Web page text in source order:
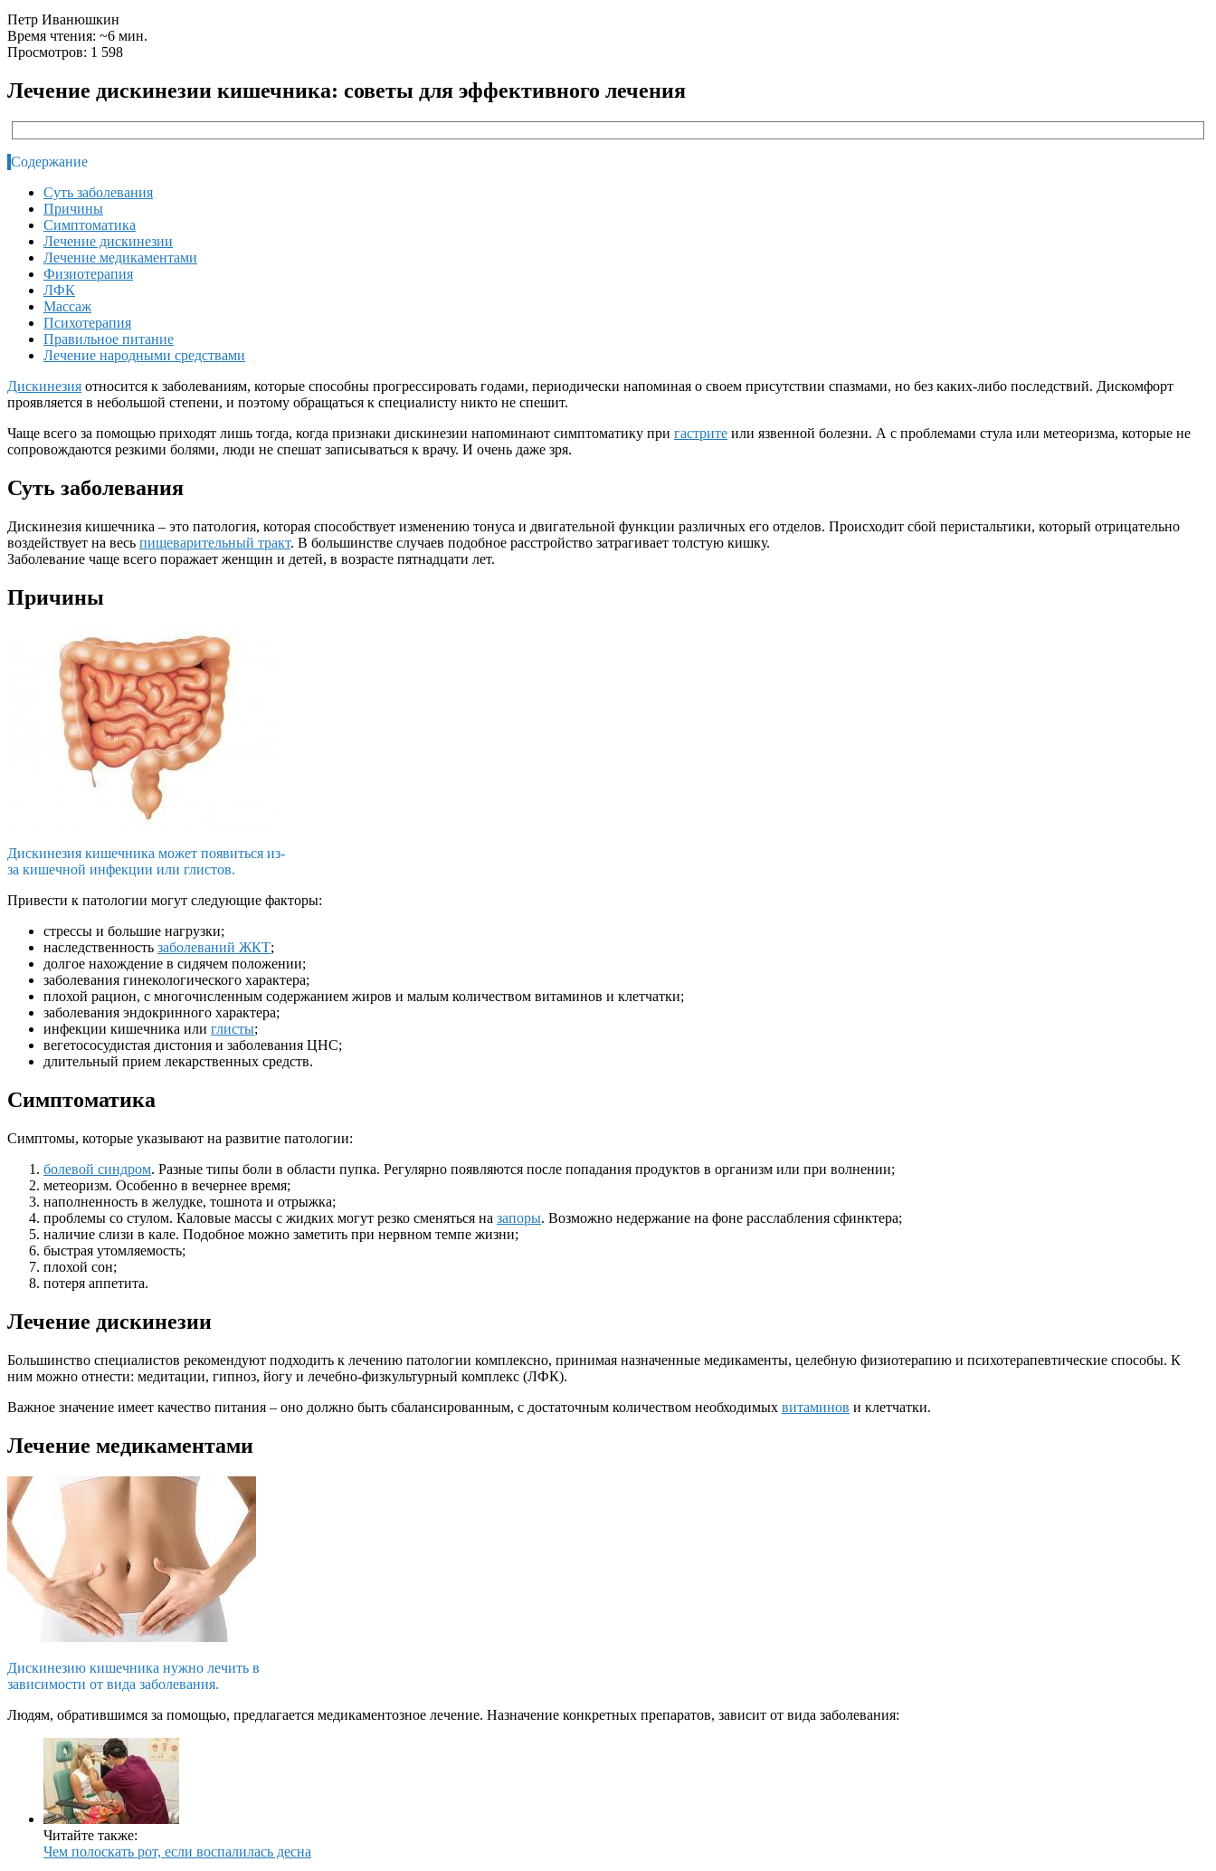
Петр Иванюшкин
Время чтения: ~6 мин.
Просмотров: 1 598
Лечение дискинезии кишечника: советы для эффективного лечения
Содержание
Суть заболевания
Причины
Симптоматика
Лечение дискинезии
Лечение медикаментами
Физиотерапия
ЛФК
Массаж
Психотерапия
Правильное питание
Лечение народными средствами
Дискинезия относится к заболеваниям, которые способны прогрессировать годами, периодически напоминая о своем присутствии спазмами, но без каких-либо последствий. Дискомфорт
проявляется в небольшой степени, и поэтому обращаться к специалисту никто не спешит.
Чаще всего за помощью приходят лишь тогда, когда признаки дискинезии напоминают симптоматику при гастрите или язвенной болезни. А с проблемами стула или метеоризма, которые не
сопровождаются резкими болями, люди не спешат записываться к врачу. И очень даже зря.
Суть заболевания
Дискинезия кишечника – это патология, которая способствует изменению тонуса и двигательной функции различных его отделов. Происходит сбой перистальтики, который отрицательно
воздействует на весь пищеварительный тракт. В большинстве случаев подобное расстройство затрагивает толстую кишку.
Заболевание чаще всего поражает женщин и детей, в возрасте пятнадцати лет.
Причины
Дискинезия кишечника может появиться из-
за кишечной инфекции или глистов.
Привести к патологии могут следующие факторы:
стрессы и большие нагрузки;
наследственность заболеваний ЖКТ;
долгое нахождение в сидячем положении;
заболевания гинекологического характера;
плохой рацион, с многочисленным содержанием жиров и малым количеством витаминов и клетчатки;
заболевания эндокринного характера;
инфекции кишечника или глисты;
вегетососудистая дистония и заболевания ЦНС;
длительный прием лекарственных средств.
Симптоматика
Симптомы, которые указывают на развитие патологии:
болевой синдром. Разные типы боли в области пупка. Регулярно появляются после попадания продуктов в организм или при волнении;
метеоризм. Особенно в вечернее время;
наполненность в желудке, тошнота и отрыжка;
проблемы со стулом. Каловые массы с жидких могут резко сменяться на запоры. Возможно недержание на фоне расслабления сфинктера;
наличие слизи в кале. Подобное можно заметить при нервном темпе жизни;
быстрая утомляемость;
плохой сон;
потеря аппетита.
Лечение дискинезии
Большинство специалистов рекомендуют подходить к лечению патологии комплексно, принимая назначенные медикаменты, целебную физиотерапию и психотерапевтические способы. К
ним можно отнести: медитации, гипноз, йогу и лечебно-физкультурный комплекс (ЛФК).
Важное значение имеет качество питания – оно должно быть сбалансированным, с достаточным количеством необходимых витаминов и клетчатки.
Лечение медикаментами
Дискинезию кишечника нужно лечить в
зависимости от вида заболевания.
Людям, обратившимся за помощью, предлагается медикаментозное лечение. Назначение конкретных препаратов, зависит от вида заболевания:
Читайте также:
Чем полоскать рот, если воспалилась десна